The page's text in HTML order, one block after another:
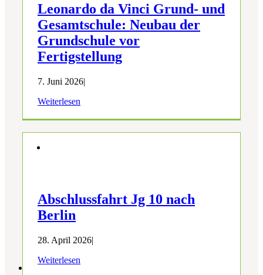
Leonardo da Vinci Grund- und
Gesamtschule: Neubau der
Grundschule vor
Fertigstellung
7. Juni 2026|
Weiterlesen
Abschlussfahrt Jg 10 nach
Berlin
28. April 2026|
Weiterlesen